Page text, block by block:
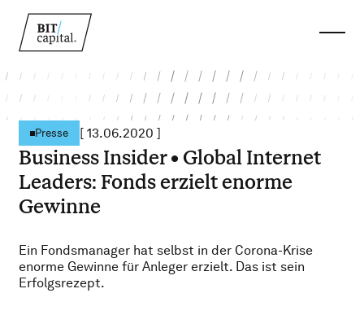
Presse [13.06.2020 ]
Business Insider • Global Internet
Leaders: Fonds erzielt enorme
Gewinne
Ein Fondsmanager hat selbst in der Corona-Krise
enorme Gewinne für Anleger erzielt. Das ist sein
Erfolgsrezept.